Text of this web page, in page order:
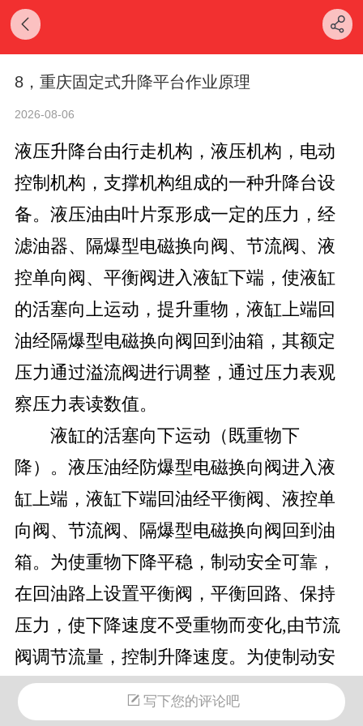
8，重庆固定式升降平台作业原理
2026-08-06
液压升降台由行走机构，液压机构，电动
控制机构，支撑机构组成的一种升降台设
备。液压油由叶片泵形成一定的压力，经
滤油器、隔爆型电磁换向阀、节流阀、液
控单向阀、平衡阀进入液缸下端，使液缸
的活塞向上运动，提升重物，液缸上端回
油经隔爆型电磁换向阀回到油箱，其额定
压力通过溢流阀进行调整，通过压力表观
察压力表读数值。
液缸的活塞向下运动（既重物下
降）。液压油经防爆型电磁换向阀进入液
缸上端，液缸下端回油经平衡阀、液控单
向阀、节流阀、隔爆型电磁换向阀回到油
箱。为使重物下降平稳，制动安全可靠，
在回油路上设置平衡阀，平衡回路、保持
压力，使下降速度不受重物而变化,由节流
阀调节流量，控制升降速度。为使制动安
全可靠，防止意外，增加液控单向阀，即
液压锁，保证在液压管线意外爆裂时能安
写下您的评论吧